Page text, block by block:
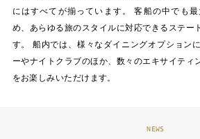
にはすべてが揃っています。 客船の中でも
め、あらゆる旅のスタイルに対応できるステー
す。 船内では、様々なダイニングオプション
ーやナイトクラブのほか、数々のエキサイティ
をお楽しみいただけます。
NEWS